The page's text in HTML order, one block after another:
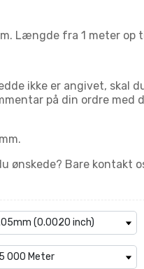
Længde fra 1 meter op
ikke er angivet, skal
på din ordre
ønskede? Bare kontakt